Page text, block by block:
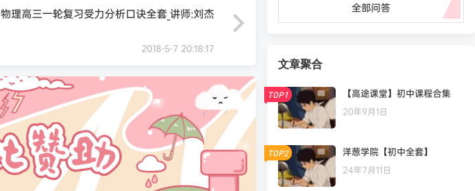
物理高三一轮复习受力分析口诀全套_讲师:刘杰
2018-5-7 20:18:17
全部问答
文章聚合
TOP1 【高途课堂】初中课程合集
20年9月1日
TOP2 洋葱学院【初中全套】
24年7月11日